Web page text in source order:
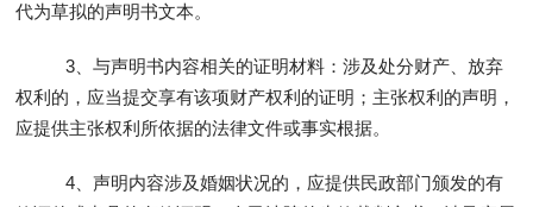
代为草拟的声明书文本。
3、与声明书内容相关的证明材料：涉及处分财产、放弃
权利的，应当提交享有该项财产权利的证明；主张权利的声明，
应提供主张权利所依据的法律文件或事实根据。
4、声明内容涉及婚姻状况的，应提供民政部门颁发的有